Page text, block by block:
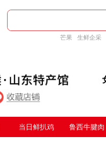
芒果 生鲜企采
当日鲜扒鸡 鲁西牛腱肉